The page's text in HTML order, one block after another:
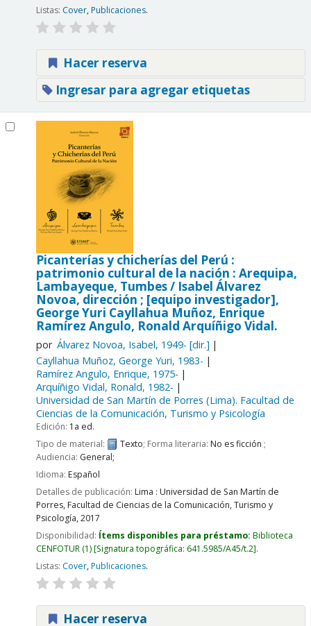
Listas: Cover,Publicaciones.
Hacer reserva
Ingresar para agregar etiquetas
Picanterías y chicherías del Perú :
patrimonio cultural de la nación : Arequipa,
Lambayeque, Tumbes / Isabel Álvarez
Novoa, dirección ; [equipo investigador],
George Yuri Cayllahua Muñoz, Enrique
Ramírez Angulo, Ronald Arquíñigo Vidal.
por Álvarez Novoa, Isabel, 1949- [dir.]
Cayllahua Muñoz, George Yuri, 1983-
Ramírez Angulo, Enrique, 1975-
Arquíñigo Vidal, Ronald, 1982-
Universidad de San Martín de Porres (Lima). Facultad de
Ciencias de la Comunicación, Turismo y Psicología
Edición: 1a ed.
Tipo de material:
Texto; Forma literaria: No es ficción ;
Audiencia: General;
Idioma: Español
Detalles de publicación: Lima : Universidad de San Martín de
Porres, Facultad de Ciencias de la Comunicación, Turismo y
Psicología,2017
Disponibilidad: Ítems disponibles para préstamo: Biblioteca
CENFOTUR(1) Signatura topográfica: 641.5985/A45/t.2 .
Listas: Cover,Publicaciones.
Hacer reserva